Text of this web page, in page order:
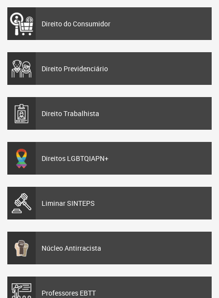
Direito do Consumidor
Direito Previdenciário
Direito Trabalhista
Direitos LGBTQIAPN+
Liminar SINTEPS
Núcleo Antirracista
Professores EBTT